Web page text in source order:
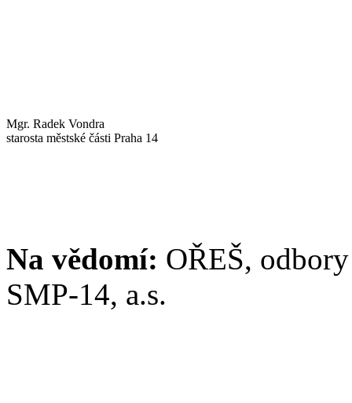
Mgr. Radek Vondra
starosta městské části Praha 14
Na vědomí: OŘEŠ,
SMP-14, a.s.